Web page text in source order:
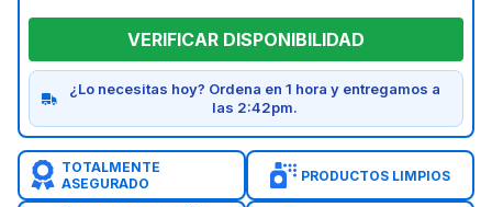
VERIFICAR DISPONIBILIDAD
¿Lo necesitas hoy? Ordena en 1 hora y entregamos a
las 2:42pm.
TOTALMENTE
ASEGURADO
PRODUCTOS LIMPIOS